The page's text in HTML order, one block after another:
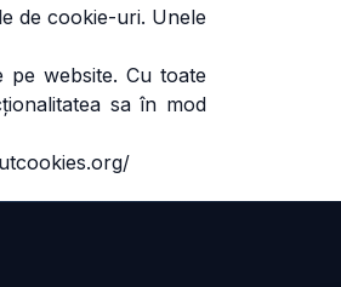
de cookie-uri. Unele
website. Cu toate
sa în mod